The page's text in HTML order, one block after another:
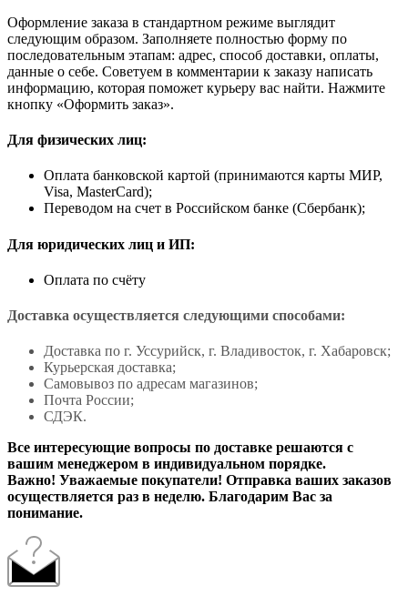
Оформление заказа в стандартном режиме выглядит
следующим образом. Заполняете полностью форму по
последовательным этапам: адрес, способ доставки, оплаты,
данные о себе. Советуем в комментарии к заказу написать
информацию, которая поможет курьеру вас найти. Нажмите
кнопку «Оформить заказ».
Для физических лиц:
Оплата банковской картой (принимаются карты МИР,
Visa, MasterCard);
Переводом на счет в Российском банке (Сбербанк);
Для юридических лиц и ИП:
Оплата по счёту
Доставка осуществляется следующими способами:
Доставка по г. Уссурийск, г. Владивосток, г. Хабаровск;
Курьерская доставка;
Самовывоз по адресам магазинов;
Почта России;
СДЭК.
Все интересующие вопросы по доставке решаются с
вашим менеджером в индивидуальном порядке.
Важно! Уважаемые покупатели! Отправка ваших заказов
осуществляется раз в неделю. Благодарим Вас за
понимание.